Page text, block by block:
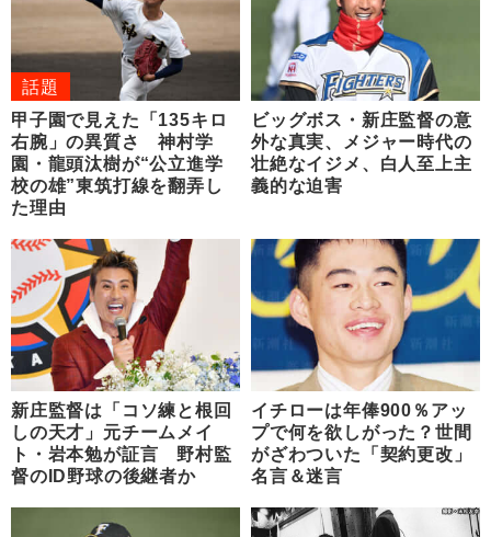
話題
甲子園で見えた「135キロ
右腕」の異質さ 神村学
園・龍頭汰樹が“公立進学
校の雄”東筑打線を翻弄し
た理由
ビッグボス・新庄監督の意
外な真実、メジャー時代の
壮絶なイジメ、白人至上主
義的な迫害
新庄監督は「コソ練と根回
しの天才」元チームメイ
ト・岩本勉が証言 野村監
督のID野球の後継者か
イチローは年俸900％アッ
プで何を欲しがった？世間
がざわついた「契約更改」
名言＆迷言